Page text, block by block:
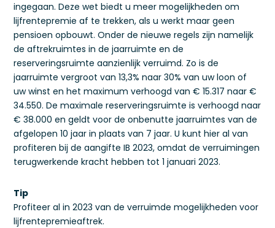
ingegaan. Deze wet biedt u meer mogelijkheden om
lijfrentepremie af te trekken, als u werkt maar geen
pensioen opbouwt. Onder de nieuwe regels zijn namelijk
de aftrekruimtes in de jaarruimte en de
reserveringsruimte aanzienlijk verruimd. Zo is de
jaarruimte vergroot van 13,3% naar 30% van uw loon of
uw winst en het maximum verhoogd van € 15.317 naar €
34.550. De maximale reserveringsruimte is verhoogd naar
€ 38.000 en geldt voor de onbenutte jaarruimtes van de
afgelopen 10 jaar in plaats van 7 jaar. U kunt hier al van
profiteren bij de aangifte IB 2023, omdat de verruimingen
terugwerkende kracht hebben tot 1 januari 2023.
Tip
Profiteer al in 2023 van de verruimde mogelijkheden voor
lijfrentepremieaftrek.